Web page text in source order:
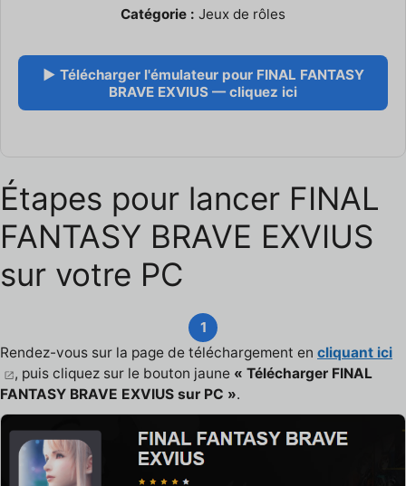
Catégorie : Jeux de rôles
▶ Télécharger l'émulateur pour FINAL FANTASY
BRAVE EXVIUS — cliquez ici
Étapes pour lancer FINAL
FANTASY BRAVE EXVIUS
sur votre PC
1
Rendez-vous sur la page de téléchargement en cliquant ici
, puis cliquez sur le bouton jaune « Télécharger FINAL
FANTASY BRAVE EXVIUS sur PC ».